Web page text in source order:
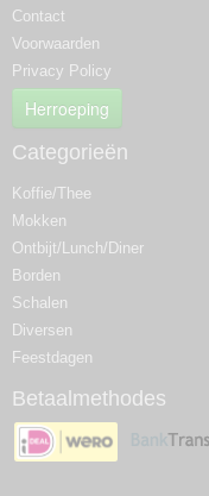
Contact
Voorwaarden
Privacy Policy
Herroeping
Categorieën
Koffie/Thee
Mokken
Ontbijt/Lunch/Diner
Borden
Schalen
Diversen
Feestdagen
Betaalmethodes